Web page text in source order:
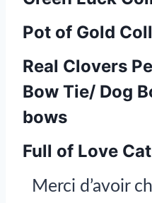
Pot of Gold
Real Clovers
Bow Tie/ Dog
bows
Full of Love
Merci d’avoir